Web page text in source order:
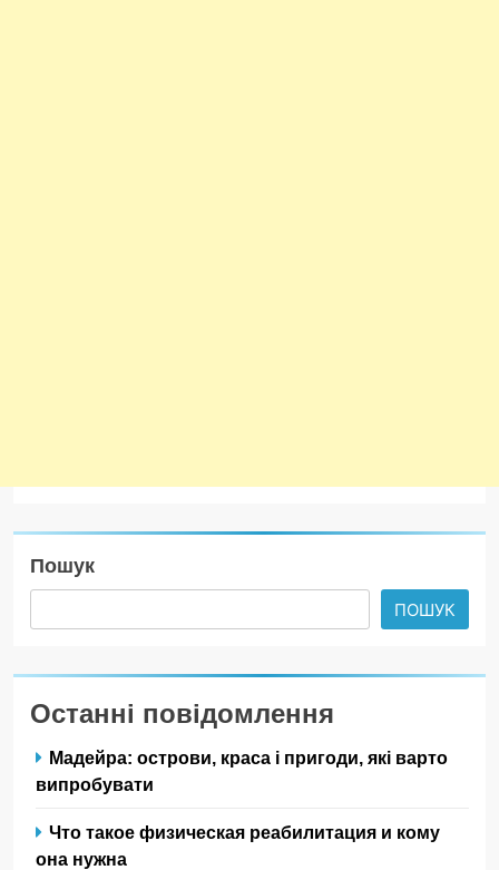
Пошук
ПОШУК
Останні повідомлення
Мадейра: острови, краса і пригоди, які варто
випробувати
Что такое физическая реабилитация и кому
она нужна